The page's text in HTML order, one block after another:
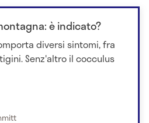
è indicato?
diversi sintomi, fra
Senz'altro il cocculus